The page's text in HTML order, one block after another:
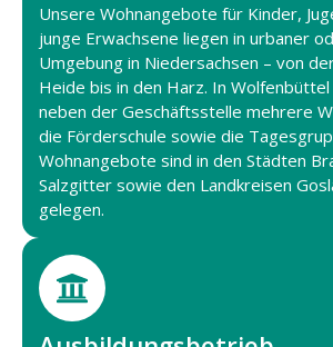
Unsere Wohnangebote für Kinder,
junge Erwachsene liegen in urbaner
Umgebung in Niedersachsen – von
Heide bis in den Harz. In
neben der Geschäftsstelle mehrere
die Förderschule sowie die
Wohnangebote sind in den Städten
Salzgitter sowie den Landkreisen
gelegen.